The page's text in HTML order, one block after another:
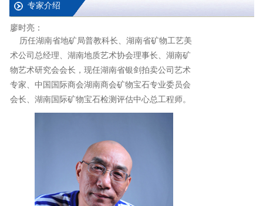
专家介绍
廖时亮：
历任湖南省地矿局普教科长、湖南省矿物工艺美
术公司总经理、湖南地质艺术协会理事长、湖南矿
物艺术研究会会长，现任湖南省银剑拍卖公司艺术
专家、中国国际商会湖南商会矿物宝石专业委员会
会长、湖南国际矿物宝石检测评估中心总工程师。